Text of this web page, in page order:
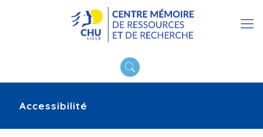
Accessibilité